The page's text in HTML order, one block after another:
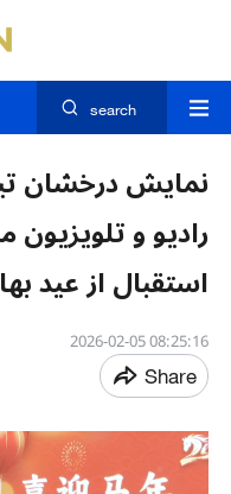
search
نمایش درخشان
رادیو و
استقبال از عید
08:25:16 2026-02-05
Share